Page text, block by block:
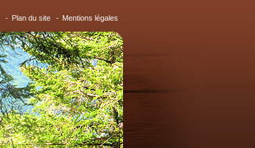
- Plan du site - Mentions légales